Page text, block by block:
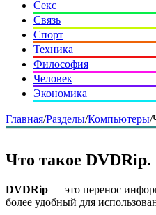
Секс
Связь
Спорт
Техника
Философия
Человек
Экономика
Главная/Разделы/Компьютеры/
Что такое DVDRip.
DVDRip — это перенос
более удобный для